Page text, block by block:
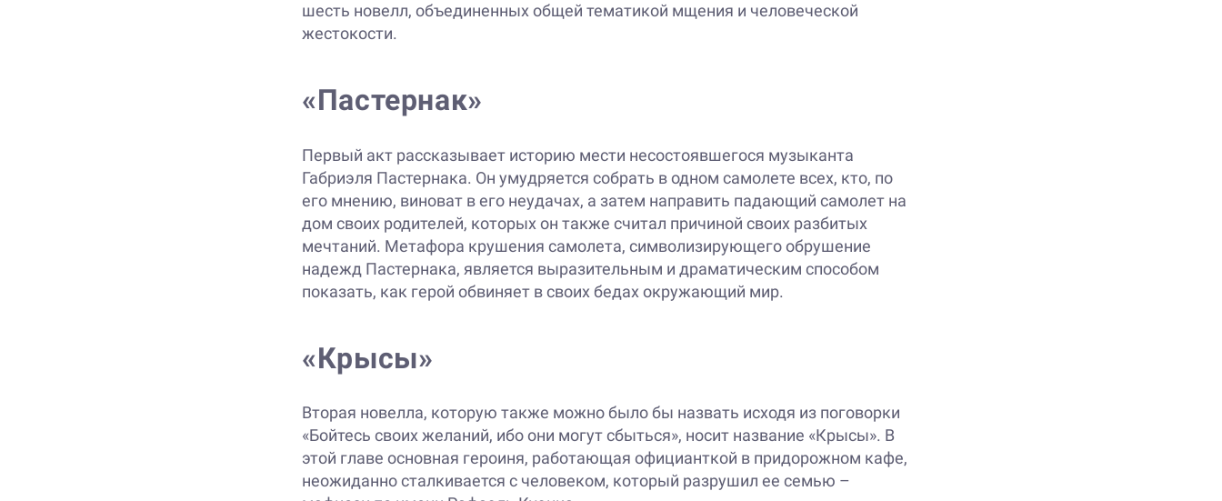
шесть новелл, объединенных общей тематикой мщения и человеческой
жестокости.
«Пастернак»
Первый акт рассказывает историю мести несостоявшегося музыканта
Габриэля Пастернака. Он умудряется собрать в одном самолете всех, кто, по
его мнению, виноват в его неудачах, а затем направить падающий самолет на
дом своих родителей, которых он также считал причиной своих разбитых
мечтаний. Метафора крушения самолета, символизирующего обрушение
надежд Пастернака, является выразительным и драматическим способом
показать, как герой обвиняет в своих бедах окружающий мир.
«Крысы»
Вторая новелла, которую также можно было бы назвать исходя из поговорки
«Бойтесь своих желаний, ибо они могут сбыться», носит название «Крысы». В
этой главе основная героиня, работающая официанткой в придорожном кафе,
неожиданно сталкивается с человеком, который разрушил ее семью –